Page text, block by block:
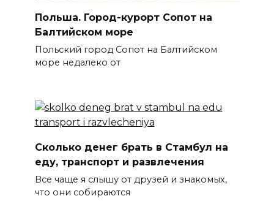
Польша. Город-курорт Сопот на
Балтийском море
Польский город Сопот на Балтийском
море недалеко от
Сколько денег брать в Стамбул на
еду, транспорт и развлечения
Все чаще я слышу от друзей и знакомых,
что они собираются